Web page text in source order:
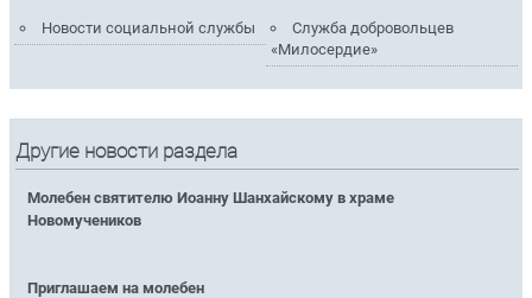
Новости социальной службы
Служба добровольцев
«Милосердие»
Другие новости раздела
Молебен святителю Иоанну Шанхайскому в храме
Новомучеников
Приглашаем на молебен